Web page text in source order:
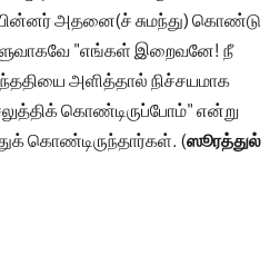
அதனை(ச் சுமந்து) கொண்டு
"எங்கள் இறைவனே! நீ
அளித்தால் நிச்சயமாக
கொண்டிருப்போம்" என்று
கொண்டிருந்தார்கள். (ஸூரத்துல்